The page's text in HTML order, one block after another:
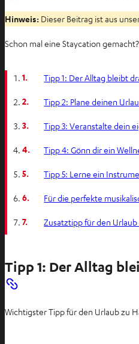
Hinweis: Dieser Beitrag ist aus
Schon mal eine Staycation
1. Tipp 1: Der Alltag bleibt
2. Tipp 2: Plane deinen
3. Tipp 3: Veranstalte dein
4. Tipp 4: Gönn dir ein
5. Tipp 5: Lerne ein
6. Für die perfekte
7. Zusatztipp für den
Tipp 1: Der Alltag
Wichtigster Tipp für den Urlaub zu